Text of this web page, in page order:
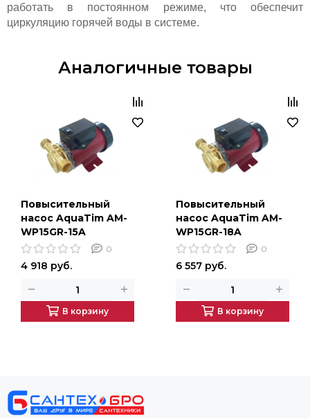
работать в постоянном режиме, что обеспечит
циркуляцию горячей воды в системе.
Аналогичные товары
Повысительный
насос AquaTim AM-
WP15GR-15A
0
4 918 руб.
В корзину
Повысительный
насос AquaTim AM-
WP15GR-18A
0
6 557 руб.
В корзину